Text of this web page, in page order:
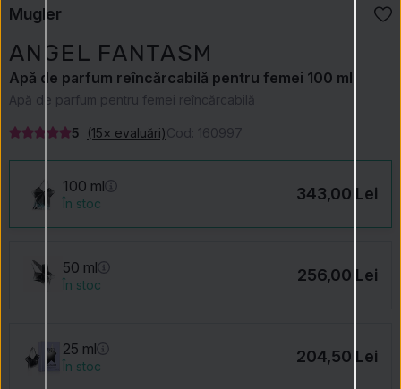
Mugler
ANGEL FANTASM
Apă de parfum reîncărcabilă pentru femei 100 ml
Apă de parfum pentru femei reîncărcabilă
5 (15× evaluări)Cod: 160997
100 ml
În stoc 343,00 Lei
50 ml
În stoc 256,00 Lei
25 ml
În stoc 204,50 Lei